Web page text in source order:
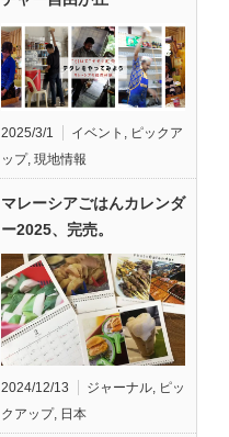
2025/3/1 イベント , ピックア
ップ, 現地情報
マレーシアごはんカレンダ
ー2025、完売。
2024/12/13 ジャーナル ピッ
クアップ, 日本